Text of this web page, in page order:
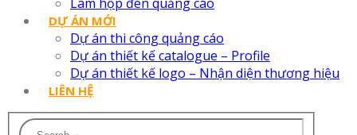
DỰ ÁN MỚI
Dự án thi công quảng cáo
Dự án thiết kế catalogue – Profile
Dự án thiết kế logo – Nhận diện thương hiệu
LIÊN HỆ